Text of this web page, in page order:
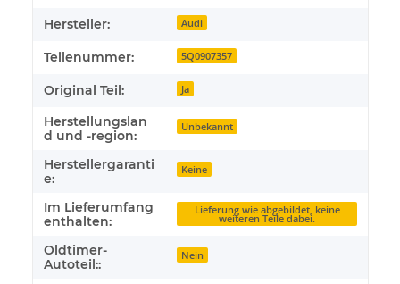
Hersteller: Audi
Teilenummer: 5Q0907357
Original Teil: Ja
Herstellungslan
d und -region:
Unbekannt
Herstellergaranti
e:
Keine
Im Lieferumfang
enthalten:
Lieferung wie abgebildet, keine
weiteren Teile dabei.
Oldtimer-
Autoteil::
Nein